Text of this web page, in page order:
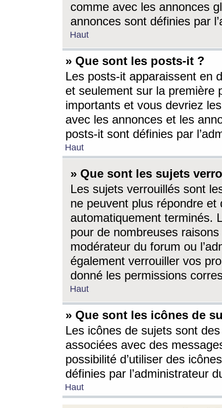
comme avec les annonces
annonces sont définies par
Haut
» Que sont les posts-it ?
Les posts-it apparaissent en
et seulement sur la première
importants et vous devriez
avec les annonces et les
posts-it sont définies par
Haut
» Que sont les sujets
Les sujets verrouillés sont
ne peuvent plus répondre
automatiquement terminés.
pour de nombreuses
modérateur du forum ou
également verrouiller vos
donné les permissions
Haut
» Que sont les icônes de
Les icônes de sujets sont
associées avec des
possibilité d’utiliser des
définies par l’administrateur
Haut